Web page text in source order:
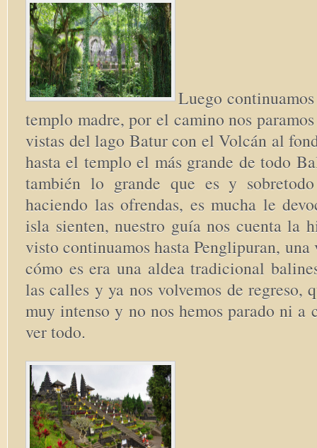
Luego
templo madre, por el camino nos
vistas del lago Batur con el Volcán al
hasta el templo el más grande de todo
también lo grande que es y
haciendo las ofrendas, es mucha le
isla sienten, nuestro guía nos cuenta la
visto continuamos hasta Penglipuran,
cómo es era una aldea tradicional
las calles y ya nos volvemos de regreso,
muy intenso y no nos hemos parado ni a
ver todo.